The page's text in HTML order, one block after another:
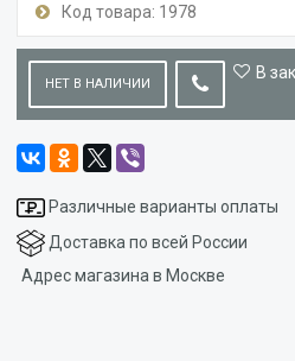
Код товара: 1978
НЕТ В НАЛИЧИИ
В
Различные варианты оплаты
Доставка по всей России
Адрес магазина в Москве